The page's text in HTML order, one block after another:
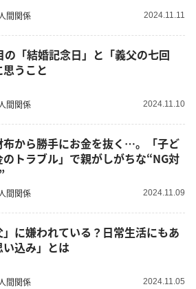
間関係 2024.11.11
の「結婚記念日」と「義父の七回
うこと
間関係 2024.11.10
布から勝手にお金を抜く…。「子ど
のトラブル」で親がしがちな“NG対
間関係 2024.11.09
」に嫌われている？日常生活にもあ
い込み」とは
間関係 2024.11.05